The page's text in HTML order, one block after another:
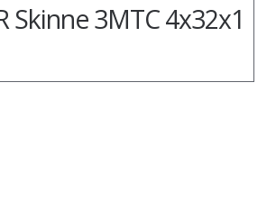
Skinne 3MTC 4x32x1